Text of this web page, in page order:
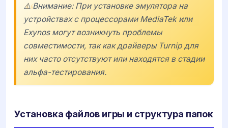
⚠️ Внимание: При установке эмулятора на
устройствах с процессорами MediaTekили
Exynosмогут возникнуть проблемы
совместимости, так как драйверы Turnip для
них часто отсутствуют или находятся в стадии
альфа-тестирования.
Установка файлов игры и структура папок